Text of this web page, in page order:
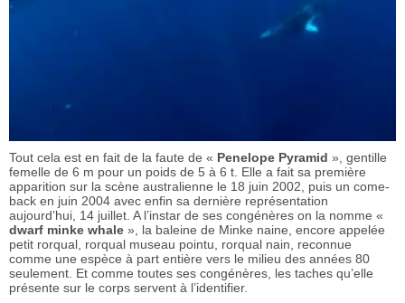
Tout cela est en fait de la faute de « Penelope Pyramid », gentille
femelle de 6 m pour un poids de 5 à 6 t. Elle a fait sa première
apparition sur la scène australienne le 18 juin 2002, puis un come-
back en juin 2004 avec enfin sa dernière représentation
aujourd’hui, 14 juillet. A l’instar de ses congénères on la nomme «
dwarf minke whale », la baleine de Minke naine, encore appelée
petit rorqual, rorqual museau pointu, rorqual nain, reconnue
comme une espèce à part entière vers le milieu des années 80
seulement. Et comme toutes ses congénères, les taches qu’elle
présente sur le corps servent à l’identifier.